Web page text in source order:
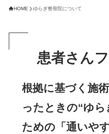
HOME ゆらぎ整骨院について
患者さん
根拠に基づく施
ったときの“ゆら
ための「通いや